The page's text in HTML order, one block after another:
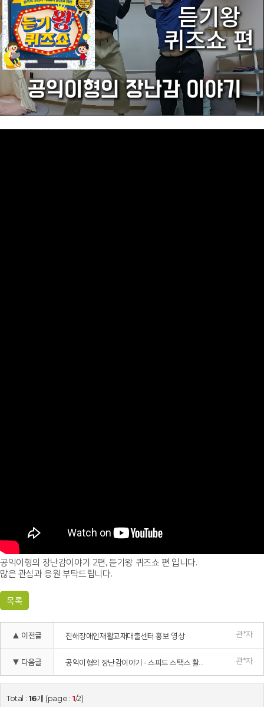
공익이형의 장난감이야기 2편, 듣기왕 퀴즈쇼 편 입니다.
많은 관심과 응원 부탁드립니다.
목록
▲ 이전글 진해장애인재활교재대출센터 홍보 영상 관*자
▼ 다음글 공익이형의 장난감이야기 - 스피드 스택스 활용편 관*자
Total : 16개 (page : 1/2)